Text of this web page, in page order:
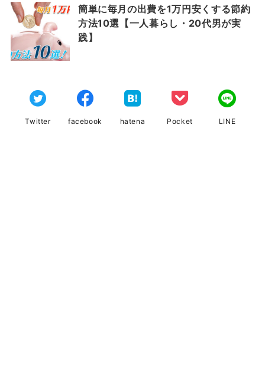
簡単に毎月の出費を1万円安くする節約
方法10選【一人暮らし・20代男が実
践】
Twitter facebook hatena Pocket LINE